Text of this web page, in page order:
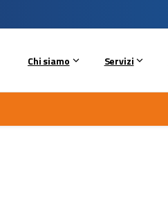
Chi siamo Servizi